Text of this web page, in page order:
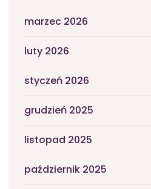
marzec 2026
luty 2026
styczeń 2026
grudzień 2025
listopad 2025
październik 2025